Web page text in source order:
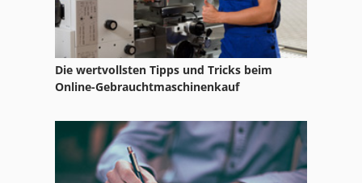
International 2674
International 433
International 434
International 560
Die wertvollsten Tipps und Tricks beim
Online-Gebrauchtmaschinenkauf